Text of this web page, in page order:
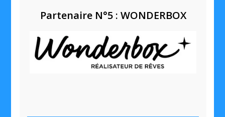
Partenaire N°5 : WONDERBOX